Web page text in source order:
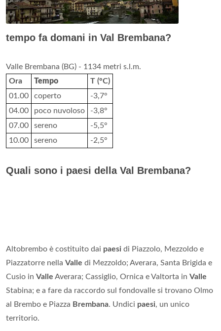
tempo fa domani in Val Brembana?
Valle Brembana (BG) - 1134 metri s.l.m.
Ora
Tempo
T (°C)
01.00
coperto
-3,7°
04.00
poco nuvoloso
-3,8°
07.00
sereno
-5,5°
10.00
sereno -2,5°
Quali sono i paesi della Val Brembana?
Altobrembo è costituito dai paesi di Piazzolo, Mezzoldo e
Piazzatorre nella Valle di Mezzoldo; Averara, Santa Brigida e
Cusio in Valle Averara; Cassiglio, Ornica e Valtorta in Valle
Stabina; e a fare da raccordo sul fondovalle si trovano Olmo
al Brembo e Piazza Brembana. Undici paesi, un unico
territorio.